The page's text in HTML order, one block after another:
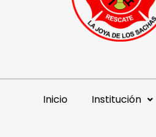
Inicio Institución